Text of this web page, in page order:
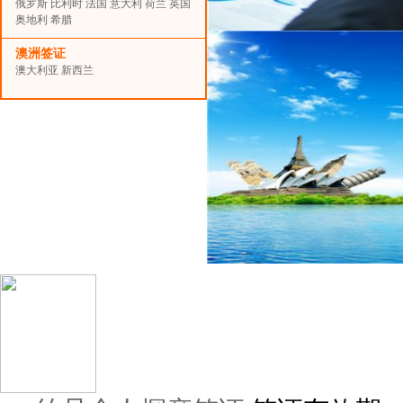
俄罗斯 比利时 法国 意大利 荷兰 英国
奥地利 希腊
澳洲签证
澳大利亚 新西兰